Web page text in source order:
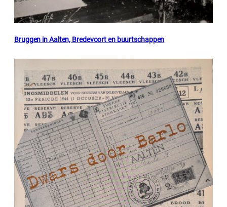
Bruggen in Aalten, Bredevoort en buurtschappen